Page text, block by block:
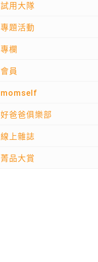
試用大隊
專題活動
專欄
會員
momself
好爸爸俱樂部
線上雜誌
菁品大賞